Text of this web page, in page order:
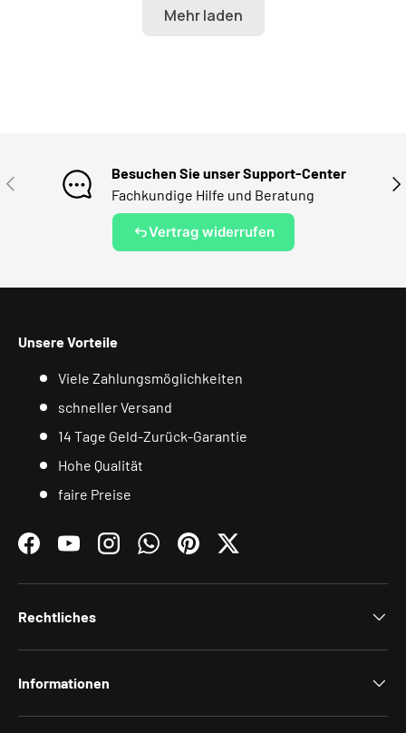
VORHERIGE
Besuchen Sie unser Support-Center
Fachkundige Hilfe und Beratung
Vertrag widerrufen
Unsere Vorteile
Viele Zahlungsmöglichkeiten
schneller Versand
14 Tage Geld-Zurück-Garantie
Hohe Qualität
faire Preise
FacebookYouTubeInstagramWhatsAppPinterestTwitter
Rechtliches
Informationen